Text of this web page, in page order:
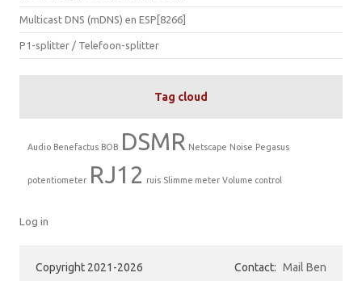
Multicast DNS (mDNS) en ESP[8266]
P1-splitter / Telefoon-splitter
Tag cloud
Audio Benefactus BOB DSMR Netscape Noise Pegasus
potentiometer RJ12 ruis Slimme meter Volume control
Log in
Copyright 2021-2026 Contact: Mail Ben